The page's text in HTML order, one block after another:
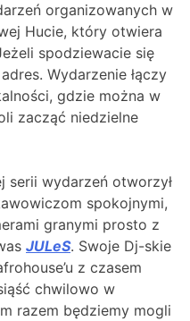
organizowanych w
Hucie, który otwiera
spodziewacie się
Wydarzenie łączy
gdzie można w
zacząć niedzielne
serii wydarzeń otworzył
spokojnymi,
granymi prosto z
JULeS. Swoje Dj-skie
z czasem
chwilowo w
razem będziemy mogli